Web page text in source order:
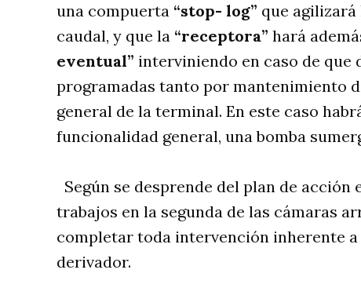
una compuerta “stop- log” que
caudal, y que la “receptora” hará
eventual” interviniendo en caso de que
programadas tanto por mantenimiento
general de la terminal. En este caso
funcionalidad general, una bomba
Según se desprende del plan de
trabajos en la segunda de las cámaras
completar toda intervención inherente
derivador.